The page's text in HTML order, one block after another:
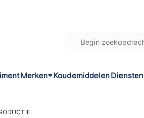
Merken
KoudemiddelenDiensten